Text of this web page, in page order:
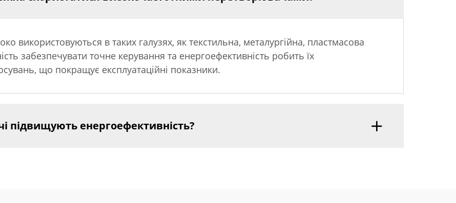
використовуються в таких галузях, як текстильна, металургійна, пластмасова
забезпечувати точне керування та енергоефективність робить їх
що покращує експлуатаційні показники.
підвищують енергоефективність?